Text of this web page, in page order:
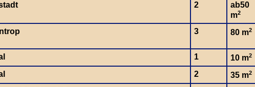
2
ab50
m2
3 80 m2
1 10 m2
2 35 m2